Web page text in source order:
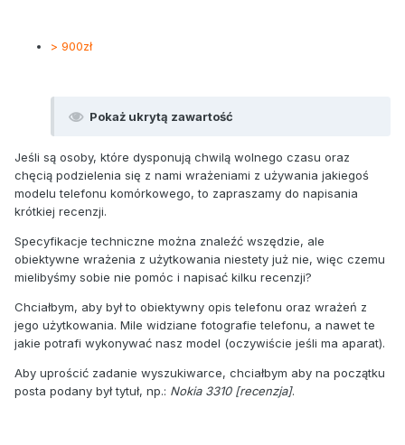
> 900zł
Pokaż ukrytą zawartość
Jeśli są osoby, które dysponują chwilą wolnego czasu oraz
chęcią podzielenia się z nami wrażeniami z używania jakiegoś
modelu telefonu komórkowego, to zapraszamy do napisania
krótkiej recenzji.
Specyfikacje techniczne można znaleźć wszędzie, ale
obiektywne wrażenia z użytkowania niestety już nie, więc czemu
mielibyśmy sobie nie pomóc i napisać kilku recenzji?
Chciałbym, aby był to obiektywny opis telefonu oraz wrażeń z
jego użytkowania. Mile widziane fotografie telefonu, a nawet te
jakie potrafi wykonywać nasz model (oczywiście jeśli ma aparat).
Aby uprościć zadanie wyszukiwarce, chciałbym aby na początku
posta podany był tytuł, np.: Nokia 3310 [recenzja].